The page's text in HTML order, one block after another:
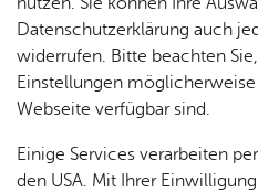
88048Fried­richs­ha­fen
Rou­ten­pla­ner star­ten
Datenschutzerklärung auch
widerrufen. Bitte beachten
Einstellungen
Webseite verfügbar sind.
Einige Services verarbeiten
den USA. Mit Ihrer